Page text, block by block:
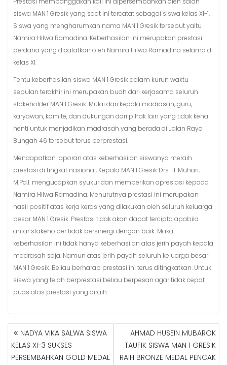
siswa MAN 1 Gresik yang saat ini tercatat sebagai siswa kelas XI-1.
Siswa yang mengharumkan nama MAN 1 Gresik tersebut yaitu
Namira Hilwa Ramadina. Keberhasilan ini merupakan prestasi
perdana yang dicatatkan oleh Namira Hilwa Ramadina selama di
kelas XI.
Tentu keberhasilan siswa MAN 1 Gresik dalam kurun waktu
sebulan terakhir ini merupakan buah dari kerjasama seluruh
stakeholder MAN 1 Gresik. Mulai dari kepala madrasah, guru,
karyawan, komite, dan dukungan dari pihak lain yang tidak kenal
henti untuk menjadikan madrasah yang berada di Jalan Raya
Bungah 46 tersebut terus berprestasi.
Mendapatkan laporan atas keberhasilan siswanya meraih
prestasi di tingkat nasional, Kepala MAN 1 Gresik Drs. H. Muhari,
M.Pd.I. mengucapkan syukur dan memberikan apresiasi kepada
Namira Hilwa Ramadina. Menurutnya prestasi ini merupakan
hasil positif atas kerja keras yang dilakukan oleh seluruh keluarga
besar MAN 1 Gresik. Prestasi tidak akan dapat tercipta apabila
antar stakeholder tidak bersinergi dengan baik. Maka
keberhasilan ini tidak hanya keberhasilan atas jerih payah kepala
madrasah saja. Namun atas jerih payah seluruh keluarga besar
MAN 1 Gresik. Beliau berharap prestasi ini terus ditingkatkan. Untuk
siswa yang telah berprestasi beliau berpesan agar tidak cepat
puas atas prestasi yang diraih.
N
A
V
NADYA VIKA SALWA SISWA
KELAS XI-3 SUKSES
PERSEMBAHKAN GOLD MEDAL
AHMAD HUSEIN MUBAROK
TAUFIK SISWA MAN 1 GRESIK
RAIH BRONZE MEDAL PENCAK